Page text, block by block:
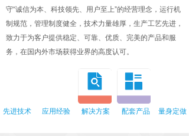
守“诚信为本、科技领先、用户至上”的经营理念，运行机
制规范，管理制度健全，技术力量雄厚，生产工艺先进，
致力于为客户提供稳定、可靠、优质、完美的产品和服
务，在国内外市场获得业界的高度认可。
量身定做
配套产品
解决方案
应用经验
先进技术